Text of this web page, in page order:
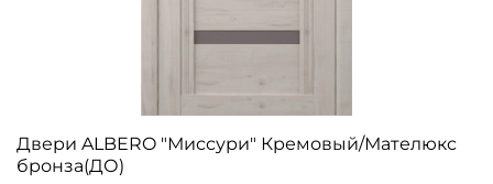
Двери ALBERO "Миссури" Кремовый/Мателюкс
бронза(ДО)